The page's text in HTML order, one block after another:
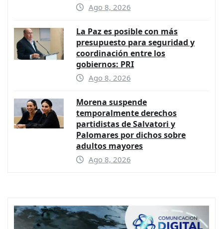
Ago 8, 2026
La Paz es posible con más
presupuesto para seguridad y
coordinación entre los
gobiernos: PRI
Ago 8, 2026
Morena suspende
temporalmente derechos
partidistas de Salvatori y
Palomares por dichos sobre
adultos mayores
Ago 8, 2026